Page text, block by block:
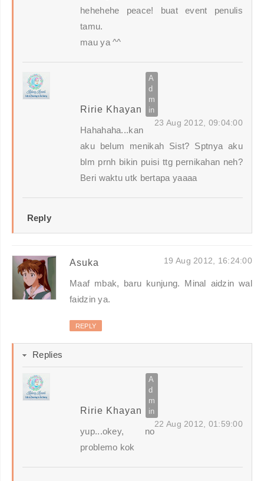
hehehehe peace! buat event penulis
tamu.
mau ya ^^
Ririe Khayan
23 Aug 2012, 09:04:00
Hahahaha...kan
aku belum menikah Sist? Sptnya aku
blm prnh bikin puisi ttg pernikahan neh?
Beri waktu utk bertapa yaaaa
Reply
Asuka 19 Aug 2012, 16:24:00
Maaf mbak, baru kunjung. Minal aidzin wal
faidzin ya.
REPLY
Replies
Ririe Khayan
22 Aug 2012, 01:59:00
yup...okey, no
problemo kok